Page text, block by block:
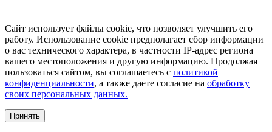
Сайт использует файлы cookie, что позволяет улучшить его
работу. Использование cookie предполагает сбор информации
о вас технического характера, в частности IP-адрес региона
вашего местоположения и другую информацию. Продолжая
пользоваться сайтом, вы соглашаетесь с политикой
конфиденциальности, а также даете согласие на обработку
своих персональных данных.
Принять